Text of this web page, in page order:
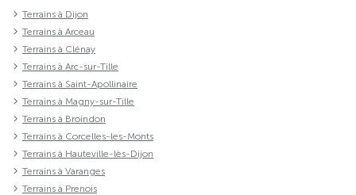
Terrains à Dijon
Terrains à Arceau
Terrains à Clénay
Terrains à Arc-sur-Tille
Terrains à Saint-Apollinaire
Terrains à Magny-sur-Tille
Terrains à Broindon
Terrains à Corcelles-les-Monts
Terrains à Hauteville-lès-Dijon
Terrains à Varanges
Terrains à Prenois